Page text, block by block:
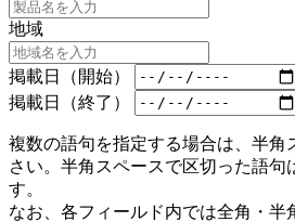
地域
掲載日（開始）
掲載日（終了）
複数の語句を指定する場合は、半角
さい。半角スペースで区切った語句
す。
なお、各フィールド内では全角・半